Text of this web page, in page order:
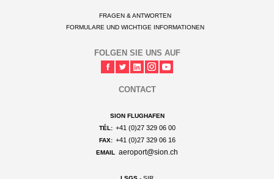
FRAGEN & ANTWORTEN
FORMULARE UND WICHTIGE INFORMATIONEN
FOLGEN SIE UNS AUF
CONTACT
SION FLUGHAFEN
TÉL: +41 (0)27 329 06 00
FAX: +41 (0)27 329 06 16
EMAIL aeroport@sion.ch